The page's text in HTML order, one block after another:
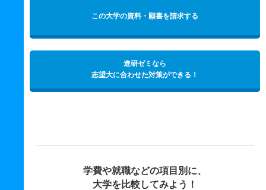
この大学の資料・願書を請求する
進研ゼミなら
志望大に合わせた対策ができる！
学費や就職などの項目別に、
大学を比較してみよう！